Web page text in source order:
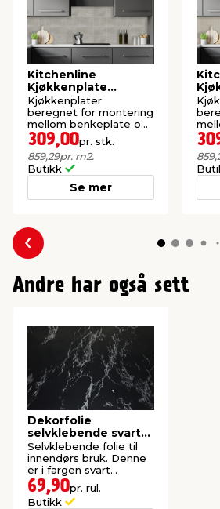
Kitchenline
Kjøkkenplate
Concrete Kerra 610 x
610 mm
Kjøkkenplater
beregnet for montering
mellom benkeplate og
overskap på kjøkken.
Fås i 12 dekorer.
309,00pr. stk.
859,29pr. m2.
Butikk
Se mer
x
Fås
Forrige
Andre har også sett
Dekorfolie
selvklebende svart
marmor - 65 x 200
cm
Selvklebende folie til
innendørs bruk. Denne
er i fargen svart
marmor.
69,90pr. rul.
Butikk